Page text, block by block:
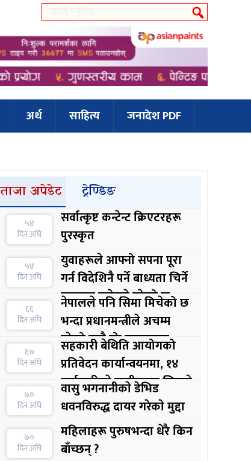
अर्थ साहित्य जनादेश PDF
ताजा अपेडेट ट्रेण्डिङ
५४
दिन अघि
सर्वात्कृष्ट कन्टेन्ट क्रिएटरहरू
पुरस्कृत
५४
दिन अघि
युवाहरूले आफ्नो सपना पूरा
गर्न विदेशिनै पर्ने बाध्यता चिर्ने
सुरुवात बजेटले गरेको छ :
अर्थमन्त्री
६६
दिन अघि
नेपालले पनि सिमा मिचेको छ
भन्दा प्रधानमन्त्रीले अचम्म
परेको मात्रै होः सरकारका
प्रवक्ता
६७
दिन अघि
सहकारी बेथिति आयोगको
प्रतिवेदन कार्यान्वयनमा, १४
कर्मचारीकाे स्पष्टीकरण लिइयाे
७०
दिन अघि
वासु भगनानीकाे डेभिड
धवनविरुद्ध दायर गरेकाे मुद्दा
७०
दिन अघि
महिलाहरू पुरुषभन्दा धेरै किन
बाँच्छन् ?